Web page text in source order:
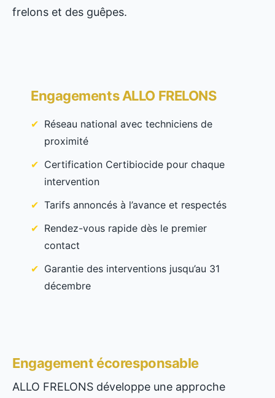
frelons et des guêpes.
Engagements ALLO FRELONS
Réseau national avec techniciens de
proximité
Certification Certibiocide pour chaque
intervention
Tarifs annoncés à l’avance et respectés
Rendez-vous rapide dès le premier
contact
Garantie des interventions jusqu’au 31
décembre
Engagement écoresponsable
ALLO FRELONS développe une approche